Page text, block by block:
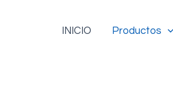
INICIO Productos